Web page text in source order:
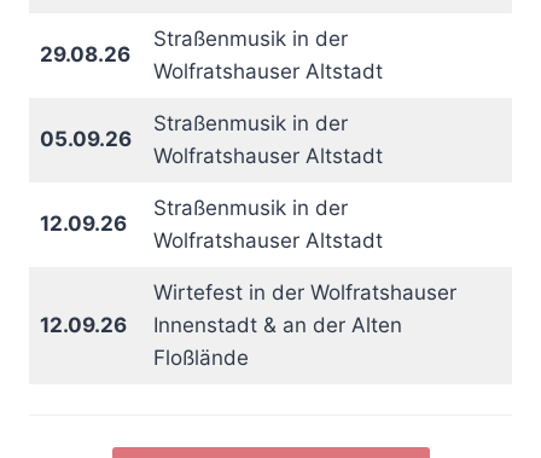
29.08.26
Straßenmusik in der
Wolfratshauser Altstadt
05.09.26
Straßenmusik in der
Wolfratshauser Altstadt
12.09.26
Straßenmusik in der
Wolfratshauser Altstadt
12.09.26
Wirtefest in der Wolfratshauser
Innenstadt & an der Alten
Floßlände